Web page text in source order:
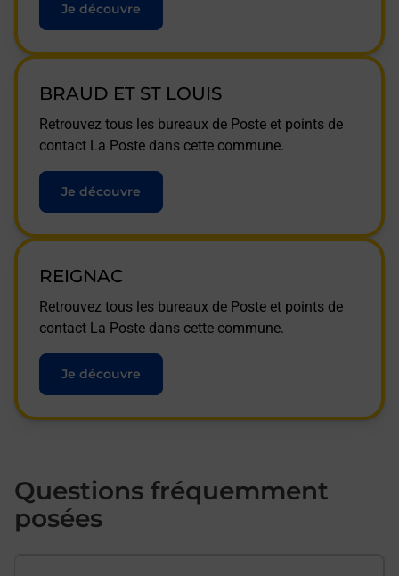
Je découvre
BRAUD ET ST LOUIS
Retrouvez tous les bureaux de Poste et points de
contact La Poste dans cette commune.
Je découvre
REIGNAC
Retrouvez tous les bureaux de Poste et points de
contact La Poste dans cette commune.
Je découvre
Questions fréquemment
posées